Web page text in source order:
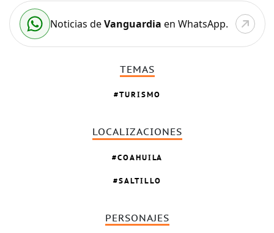
Noticias deVanguardia en WhatsApp.
TEMAS
TURISMO
LOCALIZACIONES
COAHUILA
SALTILLO
PERSONAJES